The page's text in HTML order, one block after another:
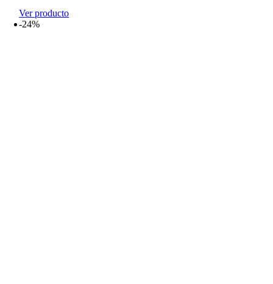
Ver producto
-24%